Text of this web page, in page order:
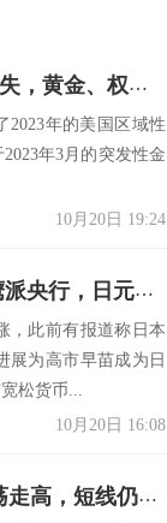
美国区域银行新雷暴，巨额资金凭空消失，黄金、权益市场受到冲击
2023年的美国区域性
年3月的突发性金
10月20日 19:24
日本政治风暴席卷汇市！宽松政权VS鹰派央行，日元何去何从？
，此前有报道称日本
展为高市早苗成为日
松货币...
10月20日 16:08
英国财政担忧削弱英镑，EUR/GBP震荡走高，短线仍受法国信评风险压制